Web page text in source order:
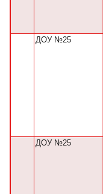
ДОУ №25
ДОУ №25